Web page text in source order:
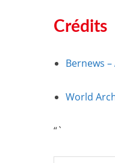
Crédits
Bernews
World
“`